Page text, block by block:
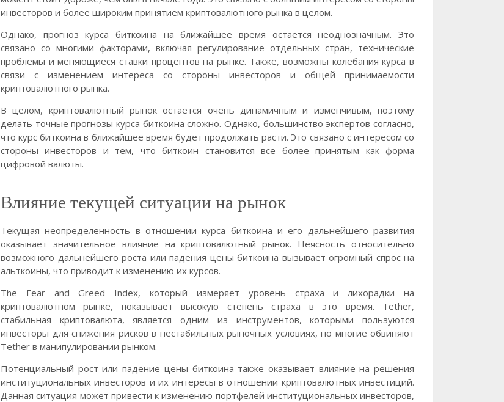
инвесторов и более широким принятием криптовалютного рынка в целом.
Однако, прогноз курса биткоина на ближайшее время остается неоднозначным. Это
связано со многими факторами, включая регулирование отдельных стран, технические
проблемы и меняющиеся ставки процентов на рынке. Также, возможны колебания курса в
связи с изменением интереса со стороны инвесторов и общей принимаемости
криптовалютного рынка.
В целом, криптовалютный рынок остается очень динамичным и изменчивым, поэтому
делать точные прогнозы курса биткоина сложно. Однако, большинство экспертов согласно,
что курс биткоина в ближайшее время будет продолжать расти. Это связано с интересом со
стороны инвесторов и тем, что биткоин становится все более принятым как форма
цифровой валюты.
Влияние текущей ситуации на рынок
Текущая неопределенность в отношении курса биткоина и его дальнейшего развития
оказывает значительное влияние на криптовалютный рынок. Неясность относительно
возможного дальнейшего роста или падения цены биткоина вызывает огромный спрос на
альткоины, что приводит к изменению их курсов.
The Fear and Greed Index, который измеряет уровень страха и лихорадки на
криптовалютном рынке, показывает высокую степень страха в это время. Tether,
стабильная криптовалюта, является одним из инструментов, которыми пользуются
инвесторы для снижения рисков в нестабильных рыночных условиях, но многие обвиняют
Tether в манипулировании рынком.
Потенциальный рост или падение цены биткоина также оказывает влияние на решения
институциональных инвесторов и их интересы в отношении криптовалютных инвестиций.
Данная ситуация может привести к изменению портфелей институциональных инвесторов,